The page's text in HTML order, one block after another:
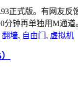
正式版。有网
分钟再单独用M通
翻墙, 自由门 , 虚拟机